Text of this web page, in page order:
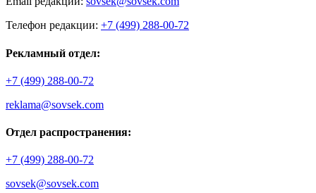
Телефон редакции: +7 (499) 288-00-72
Рекламный отдел:
+7 (499) 288-00-72
reklama@sovsek.com
Отдел распространения:
+7 (499) 288-00-72
sovsek@sovsek.com